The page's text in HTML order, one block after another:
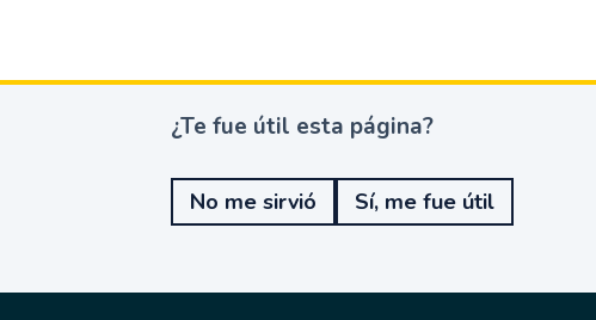
¿
e
u
t
¿Te fue útil esta página?
No me sirvió Sí, me fue útil